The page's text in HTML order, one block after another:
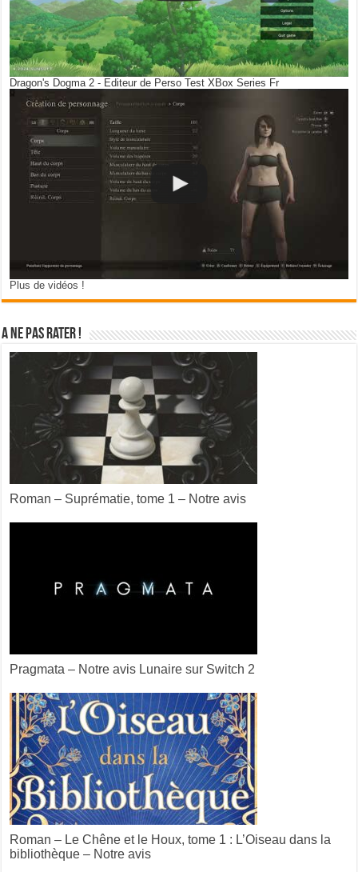
Dragon's Dogma 2 - Editeur de Perso Test XBox Series Fr
Plus de vidéos !
A ne pas rater !
Roman – Suprématie, tome 1 – Notre avis
Pragmata – Notre avis Lunaire sur Switch 2
Roman – Le Chêne et le Houx, tome 1 : L’Oiseau dans la
bibliothèque – Notre avis